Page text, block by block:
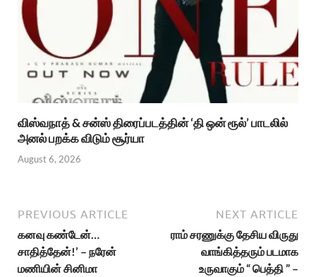
விஸ்வநாத் & சன்ஸ் திரைப்படத்தின் ‘தி ஒன் ரூல்’ பாடலில்
அனல் பறக்க விடும் சூர்யா
August 6, 2026
PREVIOUS ARTICLE
கனவு கண்டேன்…
சாதித்தேன்!’ – நரேன்
மணியின் சினிமா
NEXT ARTICLE
ராம் சரணுக்கு தேசிய விருது
வாங்கித்தரும் படமாக
உருவாகும் “ பெத்தி ” –